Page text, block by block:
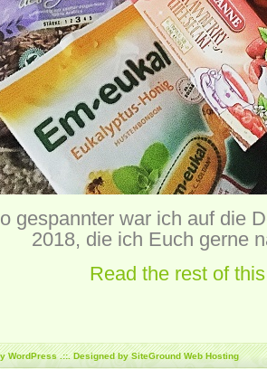
gespannter war ich auf die
2018, die ich Euch gerne
Read the rest of
WordPress.::. Designed by SiteGroundWeb Hosting